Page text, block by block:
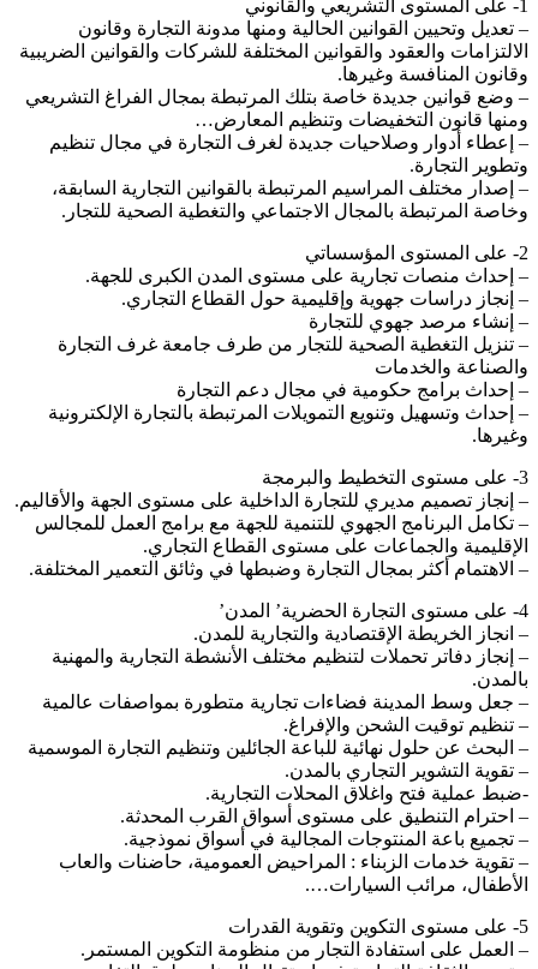
تعديل وتحيين القوانين الحالية ومنها مدونة التجارة وقانون
والعقود والقوانين المختلفة للشركات والقوانين الضريبية
المنافسة وغيرها.
وضع قوانين جديدة خاصة بتلك المرتبطة بمجال الفراغ التشريعي
قانون التخفيضات وتنظيم المعارض…
إعطاء أدوار وصلاحيات جديدة لغرف التجارة في مجال تنظيم
التجارة.
إصدار مختلف المراسيم المرتبطة بالقوانين التجارية السابقة،
المرتبطة بالمجال الاجتماعي والتغطية الصحية للتجار.
إحداث منصات تجارية على مستوى المدن الكبرى للجهة.
إنجاز دراسات جهوية وإقليمية حول القطاع التجاري.
إنشاء مرصد جهوي للتجارة
تنزيل التغطية الصحية للتجار من طرف جامعة غرف التجارة
والخدمات
إحداث برامج حكومية في مجال دعم التجارة
إحداث وتسهيل وتنويع التمويلات المرتبطة بالتجارة الإلكترونية
إنجاز تصميم مديري للتجارة الداخلية على مستوى الجهة والأقاليم.
تكامل البرنامج الجهوي للتنمية للجهة مع برامج العمل للمجالس
والجماعات على مستوى القطاع التجاري.
الاهتمام أكثر بمجال التجارة وضبطها في وثائق التعمير المختلفة.
انجاز الخريطة الإقتصادية والتجارية للمدن.
إنجاز دفاتر تحملات لتنظيم مختلف الأنشطة التجارية والمهنية
جعل وسط المدينة فضاءات تجارية متطورة بمواصفات عالمية
تنظيم توقيت الشحن والإفراغ.
البحث عن حلول نهائية للباعة الجائلين وتنظيم التجارة الموسمية
تقوية التشوير التجاري بالمدن.
ضبط عملية فتح واغلاق المحلات التجارية.
احترام التنطيق على مستوى أسواق القرب المحدثة.
تجميع باعة المنتوجات المجالية في أسواق نموذجية.
تقوية خدمات الزبناء : المراحيض العمومية، حاضنات والعاب
مرائب السيارات….
العمل على استفادة التجار من منظومة التكوين المستمر.